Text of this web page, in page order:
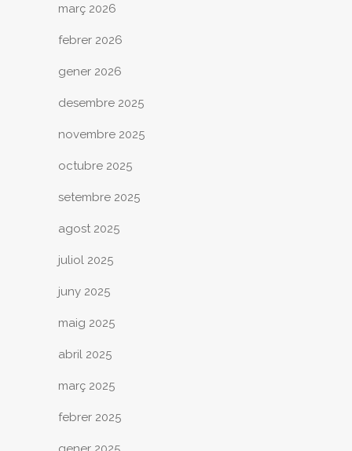
març 2026
febrer 2026
gener 2026
desembre 2025
novembre 2025
octubre 2025
setembre 2025
agost 2025
juliol 2025
juny 2025
maig 2025
abril 2025
març 2025
febrer 2025